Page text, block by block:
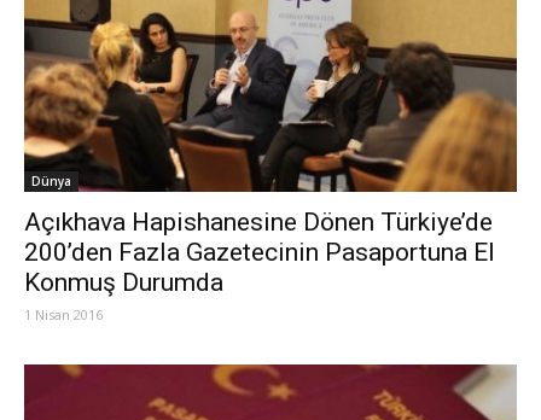
Dünya
Açıkhava Hapishanesine Dönen Türkiye’de
200’den Fazla Gazetecinin Pasaportuna El
Konmuş Durumda
1 Nisan 2016